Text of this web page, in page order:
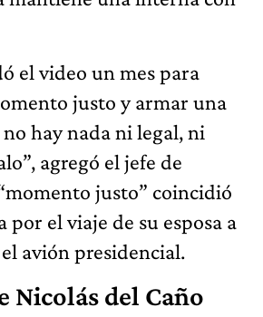
el video un mes para
justo y armar una
hay nada ni legal, ni
agregó el jefe de
justo” coincidió
por el viaje de su esposa a
avión presidencial.
Nicolás del Caño